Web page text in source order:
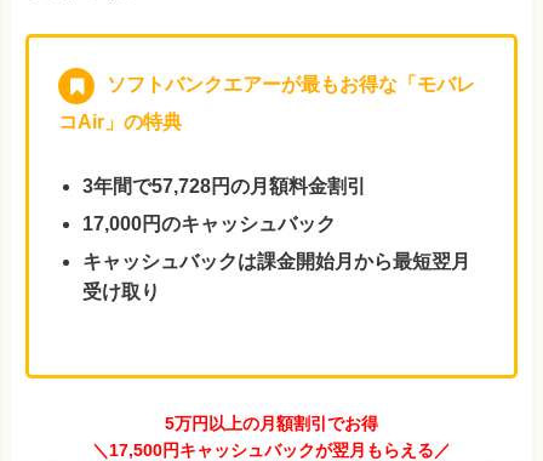
ソフトバンクエアーが最もお得な「モバレ
コAir」の特典
3年間で57,728円の月額料金割引
17,000円のキャッシュバック
キャッシュバックは課金開始月から最短翌月
受け取り
5万円以上の月額割引でお得
＼17,500円キャッシュバックが翌月もらえる／